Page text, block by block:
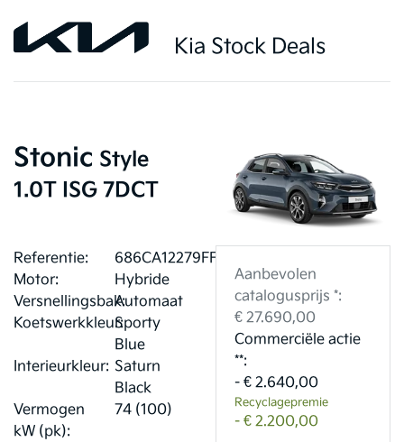
Kia Stock Deals
Stonic Style
1.0T ISG 7DCT
Referentie:
686CA12279FF5
Motor:
Hybride
Versnellingsbak:Automaat
Koetswerkkleur:Sporty
Blue
Interieurkleur: Saturn
Black
Vermogen
kW (pk):
74 (100)
Aanbevolen
catalogusprijs *:
€ 27.690,00
Commerciële actie
**:
- € 2.640,00
Recyclagepremie
- € 2.200,00